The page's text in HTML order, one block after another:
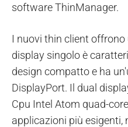
software ThinManager.
I nuovi thin client offrono
display singolo è
design compatto e ha
DisplayPort. Il dual
Cpu Intel Atom quad-
applicazioni più esigenti,